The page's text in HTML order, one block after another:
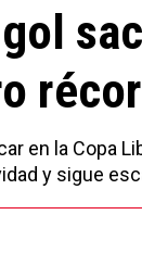
Copa
Copa Argentina
Selección
en la Copa
y sigue